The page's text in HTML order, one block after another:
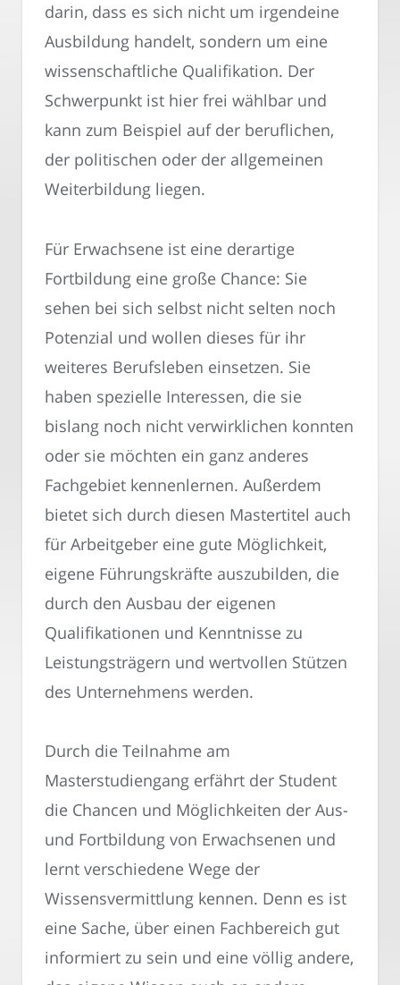
darin, dass es sich nicht um irgendeine
Ausbildung handelt, sondern um eine
wissenschaftliche Qualifikation. Der
Schwerpunkt ist hier frei wählbar und
kann zum Beispiel auf der beruflichen,
der politischen oder der allgemeinen
Weiterbildung liegen.
Für Erwachsene ist eine derartige
Fortbildung eine große Chance: Sie
sehen bei sich selbst nicht selten noch
Potenzial und wollen dieses für ihr
weiteres Berufsleben einsetzen. Sie
haben spezielle Interessen, die sie
bislang noch nicht verwirklichen konnten
oder sie möchten ein ganz anderes
Fachgebiet kennenlernen. Außerdem
bietet sich durch diesen Mastertitel auch
für Arbeitgeber eine gute Möglichkeit,
eigene Führungskräfte auszubilden, die
durch den Ausbau der eigenen
Qualifikationen und Kenntnisse zu
Leistungsträgern und wertvollen Stützen
des Unternehmens werden.
Durch die Teilnahme am
Masterstudiengang erfährt der Student
die Chancen und Möglichkeiten der Aus-
und Fortbildung von Erwachsenen und
lernt verschiedene Wege der
Wissensvermittlung kennen. Denn es ist
eine Sache, über einen Fachbereich gut
informiert zu sein und eine völlig andere,